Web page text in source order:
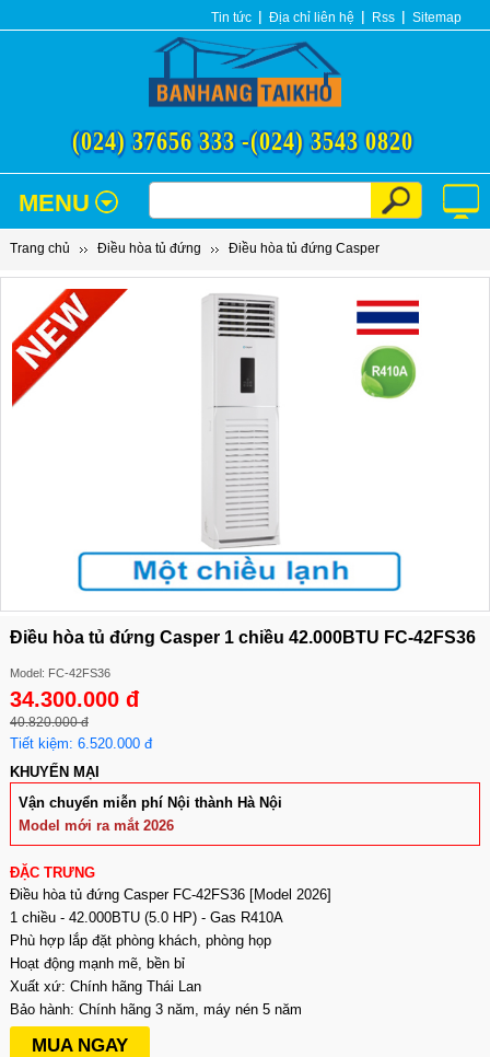
Tin tức Địa chỉ liên hệ Rss Sitemap
(024) 37656 333 -(024) 3543 0820
MENU
Trang chủ Điều hòa tủ đứng Điều hòa tủ đứng Casper
Điều hòa tủ đứng Casper 1 chiều 42.000BTU FC-42FS36
Model: FC-42FS36
34.300.000 đ
40.820.000 đ
Tiết kiệm: 6.520.000 đ
KHUYẾN MẠI
Vận chuyển miễn phí Nội thành Hà Nội
Model mới ra mắt 2026
ĐẶC TRƯNG
Điều hòa tủ đứng Casper FC-42FS36 [Model 2026]
1 chiều - 42.000BTU (5.0 HP) - Gas R410A
Phù hợp lắp đặt phòng khách, phòng họp
Hoạt động mạnh mẽ, bền bỉ
Xuất xứ: Chính hãng Thái Lan
Bảo hành: Chính hãng 3 năm, máy nén 5 năm
MUA NGAY